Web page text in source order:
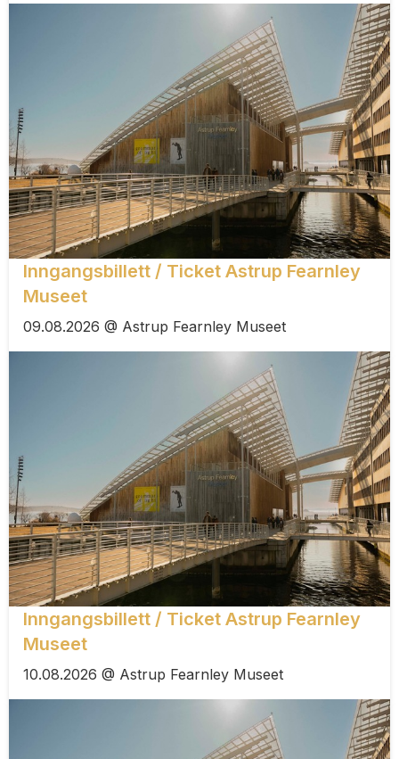
Inngangsbillett / Ticket Astrup Fearnley
Museet
09.08.2026 @ Astrup Fearnley Museet
Inngangsbillett / Ticket Astrup Fearnley
Museet
10.08.2026 @ Astrup Fearnley Museet